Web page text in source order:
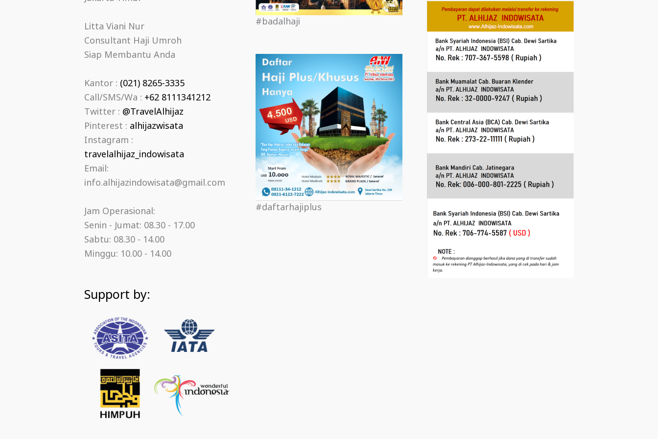
Litta Viani Nur
Consultant Haji Umroh
Siap Membantu Anda
Kantor : (021) 8265-3335
Call/SMS/Wa : +62 8111341212
Twitter : @TravelAlhijaz
Pinterest : alhijazwisata
Instagram :
travelalhijaz_indowisata
Email:
info.alhijazindowisata@gmail.com
Jam Operasional:
Senin - Jumat: 08.30 - 17.00
Sabtu: 08.30 - 14.00
Minggu: 10.00 - 14.00
Support by:
#badalhaji
#daftarhajiplus